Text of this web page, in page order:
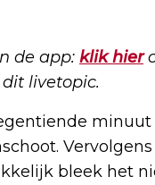
de app: klik hier
livetopic.
bleek het